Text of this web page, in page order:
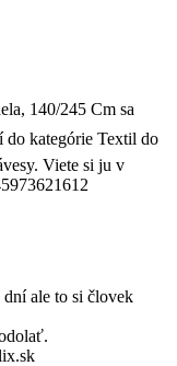
140/245 Cm sa
do kategórie Textil do
Viete si ju v
ale to si človek